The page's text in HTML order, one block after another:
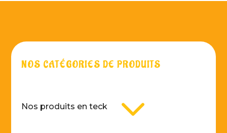
NOS CATÉGORIES DE PRODUITS
Nos produits en teck 3